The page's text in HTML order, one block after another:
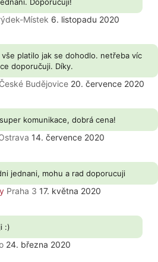
Místek 6. listopadu 2020
vše platilo jak se dohodlo. netřeba víc
doporučuji. Díky.
České Budějovice 20. července 2020
komunikace, dobrá cena!
14. července 2020
jednani, mohu a rad doporucuji
Praha 3 17. května 2020
:)
24. března 2020